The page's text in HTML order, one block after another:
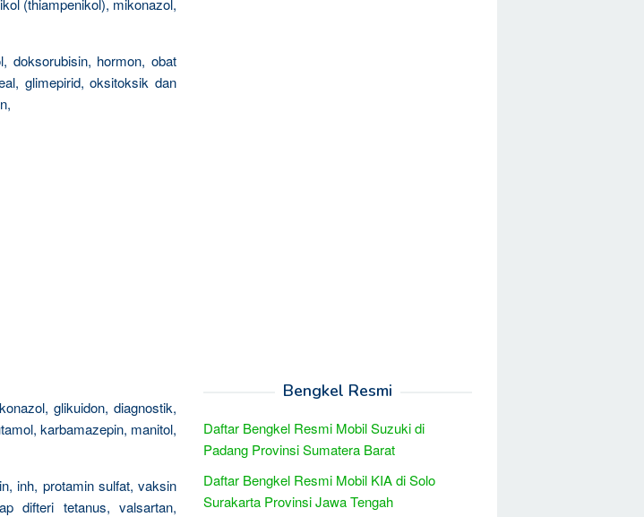
doksorubisin, hormon, obat
glimepirid, oksitoksik dan
glikuidon, diagnostik,
karbamazepin, manitol,
inh, protamin sulfat, vaksin
difteri tetanus, valsartan,
Bengkel Resmi
Daftar Bengkel Resmi Mobil Suzuki di
Padang Provinsi Sumatera Barat
Daftar Bengkel Resmi Mobil KIA di Solo
Surakarta Provinsi Jawa Tengah